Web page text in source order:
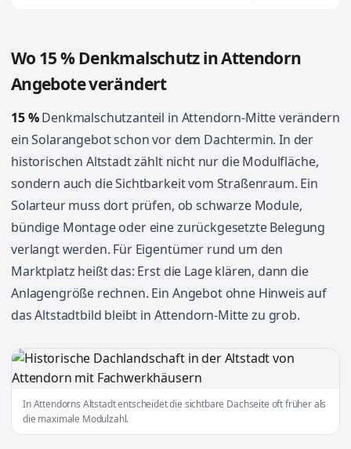
Wo 15 % Denkmalschutz in Attendorn
Angebote verändert
15 %Denkmalschutzanteil in Attendorn-Mitte verändern
ein Solarangebot schon vor dem Dachtermin. In der
historischen Altstadt zählt nicht nur die Modulfläche,
sondern auch die Sichtbarkeit vom Straßenraum. Ein
Solarteur muss dort prüfen, ob schwarze Module,
bündige Montage oder eine zurückgesetzte Belegung
verlangt werden. Für Eigentümer rund um den
Marktplatz heißt das: Erst die Lage klären, dann die
Anlagengröße rechnen. Ein Angebot ohne Hinweis auf
das Altstadtbild bleibt in Attendorn-Mitte zu grob.
In Attendorns Altstadt entscheidet die sichtbare Dachseite oft früher als
die maximale Modulzahl.